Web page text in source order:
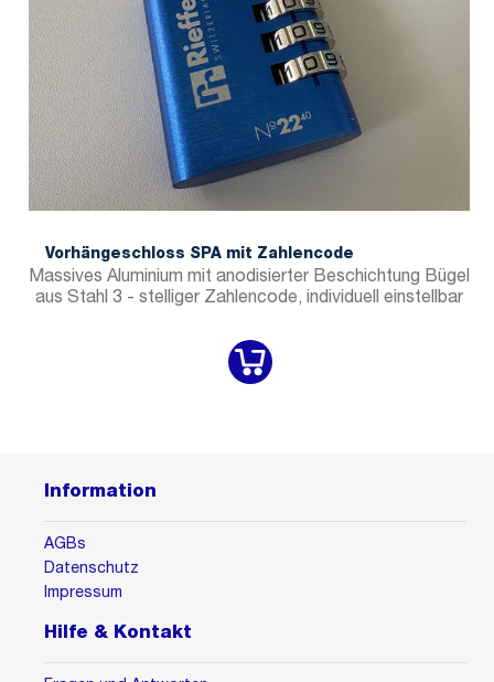
Vorhängeschloss SPA mit Zahlencode
Massives Aluminium mit anodisierter Beschichtung Bügel
aus Stahl 3 - stelliger Zahlencode, individuell einstellbar
Information
AGBs
Datenschutz
Impressum
Hilfe & Kontakt